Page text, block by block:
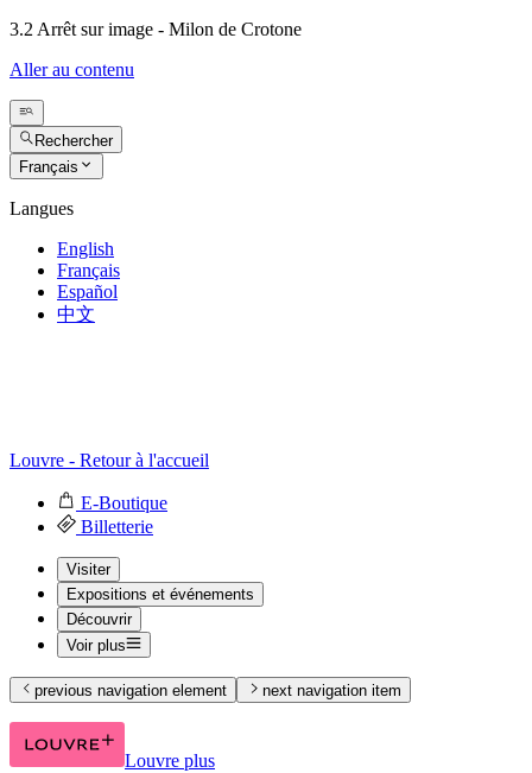
3.2 Arrêt sur image - Milon de Crotone
Aller au contenu
Rechercher
Français
Langues
English
Français
Español
中文
Louvre - Retour à l'accueil
E-Boutique
Billetterie
Visiter
Expositions et événements
Découvrir
Voir plus
previous navigation element next navigation item
Louvre plus